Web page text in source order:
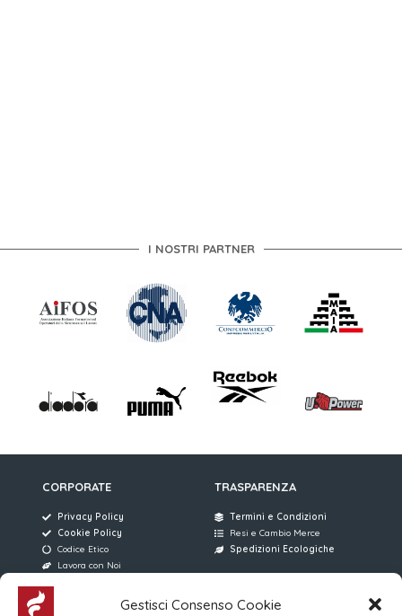
Gestisci Consenso Cookie
I NOSTRI PARTNER
CORPORATE
Privacy Policy
Cookie Policy
Codice Etico
Lavora con Noi
TRASPARENZA
Termini e Condizioni
Resi e Cambio Merce
Spedizioni Ecologiche
AREE RISERVATE FERRARI SERVICE